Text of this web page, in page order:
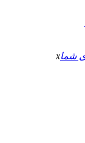
x